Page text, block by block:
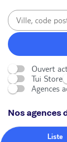
Ouvert
Tui Store
Agences
Nos agences
Liste
Carte